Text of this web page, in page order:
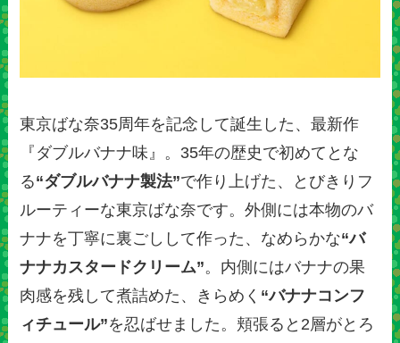
東京ばな奈35周年を記念して誕生した、最新作
『ダブルバナナ味』。35年の歴史で初めてとな
る“ダブルバナナ製法”で作り上げた、とびきりフ
ルーティーな東京ばな奈です。外側には本物のバ
ナナを丁寧に裏ごしして作った、なめらかな“バ
ナナカスタードクリーム”。内側にはバナナの果
肉感を残して煮詰めた、きらめく “バナナコンフ
ィチュール”を忍ばせました。頬張ると2層がとろ